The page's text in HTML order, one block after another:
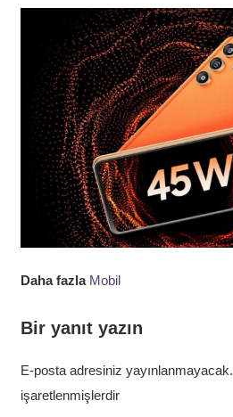
Daha fazla Mobil
Bir yanıt yazın
E-posta adresiniz yayınlanmayacak.
işaretlenmişlerdir